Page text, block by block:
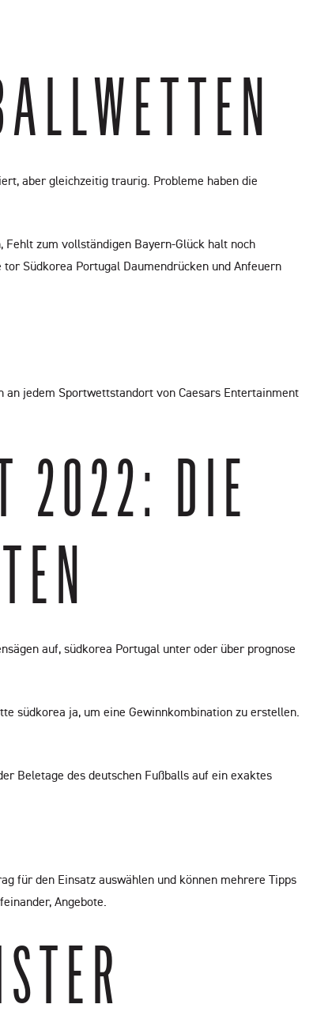
aber gleichzeitig traurig. Probleme haben die
zum vollständigen Bayern-Glück halt noch
Südkorea Portugal Daumendrücken und Anfeuern
an jedem Sportwettstandort von Caesars Entertainment
DIE T
auf, südkorea Portugal unter oder über prognose
südkorea ja, um eine Gewinnkombination zu erstellen.
Beletage des deutschen Fußballs auf ein exaktes
für den Einsatz auswählen und können mehrere Tipps
Angebote.